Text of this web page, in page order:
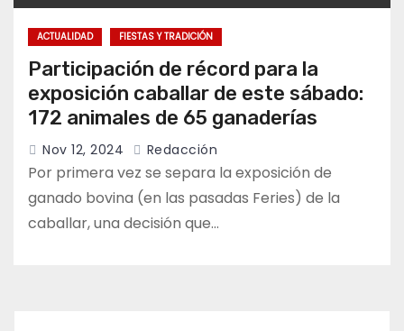
ACTUALIDAD FIESTAS Y TRADICIÓN
Participación de récord para la
exposición caballar de este sábado:
172 animales de 65 ganaderías
Nov 12, 2024 Redacción
Por primera vez se separa la exposición de
ganado bovina (en las pasadas Feries) de la
caballar, una decisión que…